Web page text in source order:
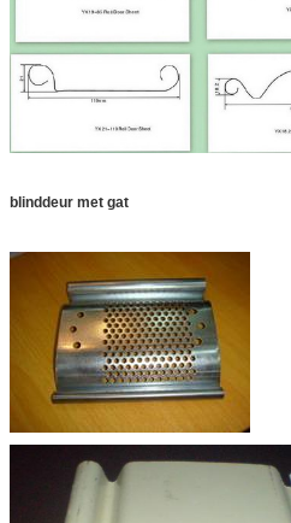
blinddeur met gat